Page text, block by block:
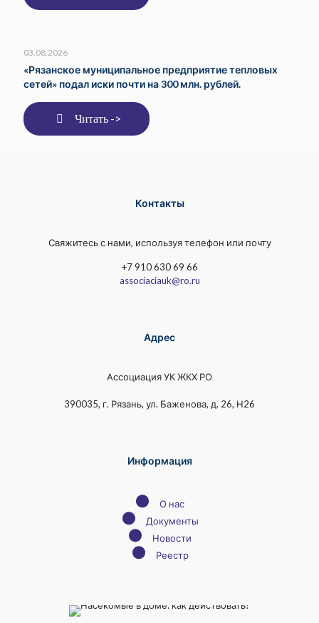
03.08.2026
«Рязанское муниципальное предприятие тепловых
сетей» подал иски почти на 300 млн. рублей.
Читать ->
Контакты
Свяжитесь с нами, используя телефон или почту
+7 910 630 69 66
associaciauk@ro.ru
Адрес
Ассоциация УК ЖКХ РО
390035, г. Рязань, ул. Баженова, д. 26, Н26
Информация
● О нас
● Документы
● Новости
● Реестр